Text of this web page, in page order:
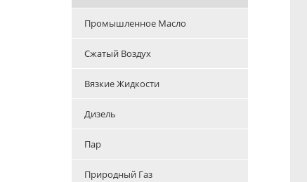
Промышленное Масло
Сжатый Воздух
Вязкие Жидкости
Дизель
Пар
Природный Газ